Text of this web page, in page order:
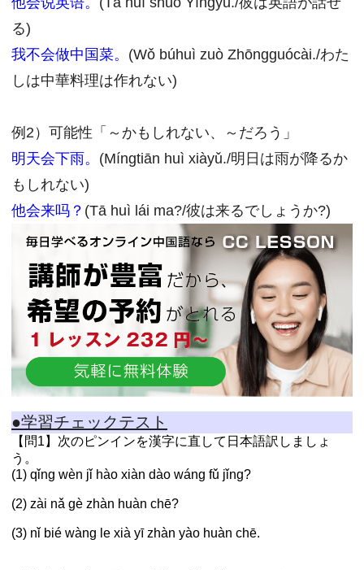
る)
我不会做中国菜。 (Wǒ búhuì zuò Zhōngguócài./わた
しは中華料理は作れない)
例2）可能性「～かもしれない、～だろう」
明天会下雨。 (Míngtiān huì xiàyǔ./明日は雨が降るか
もしれない)
他会来吗？ (Tā huì lái ma?/彼は来るでしょうか?)
●学習チェックテスト
【問1】次のピンインを漢字に直して日本語訳しましょ
う。
(1) qǐng wèn jǐ hào xiàn dào wáng fǔ jǐng?
(2) zài nǎ gè zhàn huàn chē?
(3) nǐ bié wàng le xià yī zhàn yào huàn chē.